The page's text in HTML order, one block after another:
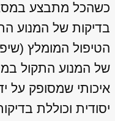
כשהכל מתבצע
בדיקות של המנוע
הטיפול המומלץ
של המנוע התקול
איכותי שמסופק על
יסודית וכוללת